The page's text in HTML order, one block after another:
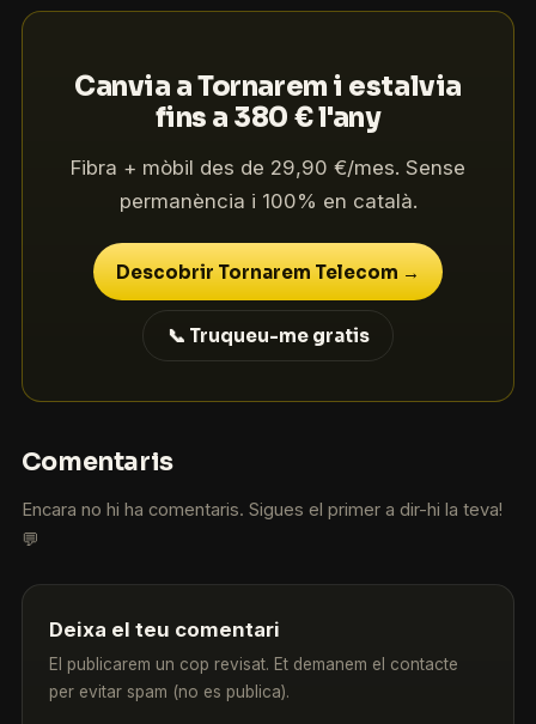
Canvia a Tornarem i estalvia
fins a 380 € l'any
Fibra + mòbil des de 29,90 €/mes. Sense
permanència i 100% en català.
Descobrir Tornarem Telecom →
📞 Truqueu-me gratis
Comentaris
Encara no hi ha comentaris. Sigues el primer a dir-hi la teva!
💬
Deixa el teu comentari
El publicarem un cop revisat. Et demanem el contacte
per evitar spam (no es publica).